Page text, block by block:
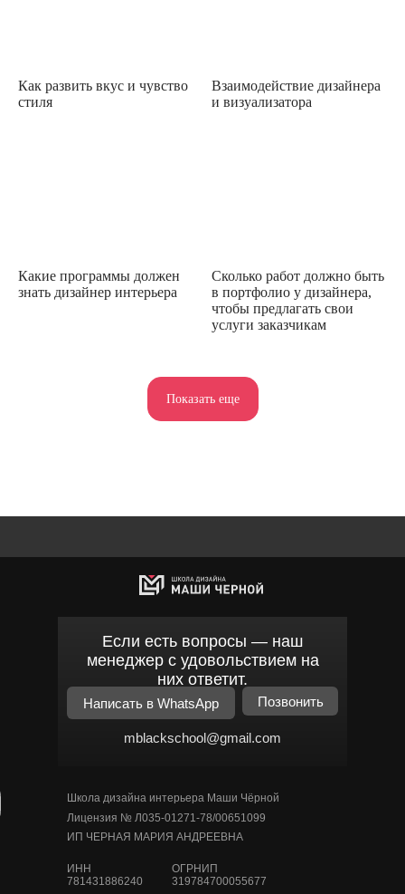
Как развить вкус и чувство
стиля
Взаимодействие дизайнера
и визуализатора
Какие программы должен
знать дизайнер интерьера
Сколько работ должно быть
в портфолио у дизайнера,
чтобы предлагать свои
услуги заказчикам
Показать еще
Лицензия № Л035-01271-78/00651099
ИП ЧЕРНАЯ МАРИЯ АНДРЕЕВНА
Школа дизайна интерьера Маши Чёрной
ОГРНИП
319784700055677
ИНН
781431886240
Если есть вопросы — наш
менеджер с удовольствием на
них ответит.
Написать в WhatsApp Позвонить
mblackschool@gmail.com